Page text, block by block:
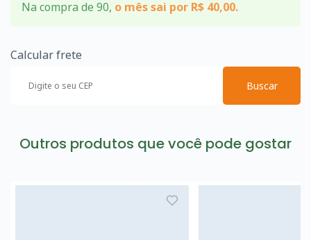
Na compra de 90, o mês sai por R$ 40,00.
Calcular frete
Buscar
Outros produtos que você pode gostar